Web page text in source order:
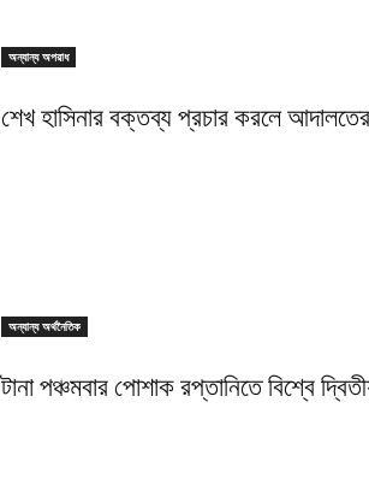
অন্যান্য অপরাধ
শেখ হাসিনার বক্তব্য প্রচার করলে
অন্যান্য অর্থনৈতিক
টানা পঞ্চমবার পোশাক রপ্তানিতে বিশ্বে